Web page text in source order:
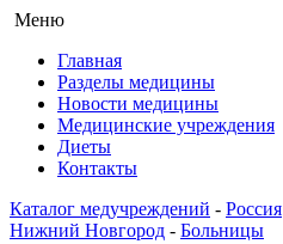
Меню
Главная
Разделы медицины
Новости медицины
Медицинские учреждения
Диеты
Контакты
Каталог медучреждений - Россия
Нижний Новгород - Больницы